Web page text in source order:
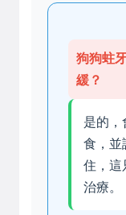
狗狗蛀
緩？
是的，
食，並
住，這
治療。